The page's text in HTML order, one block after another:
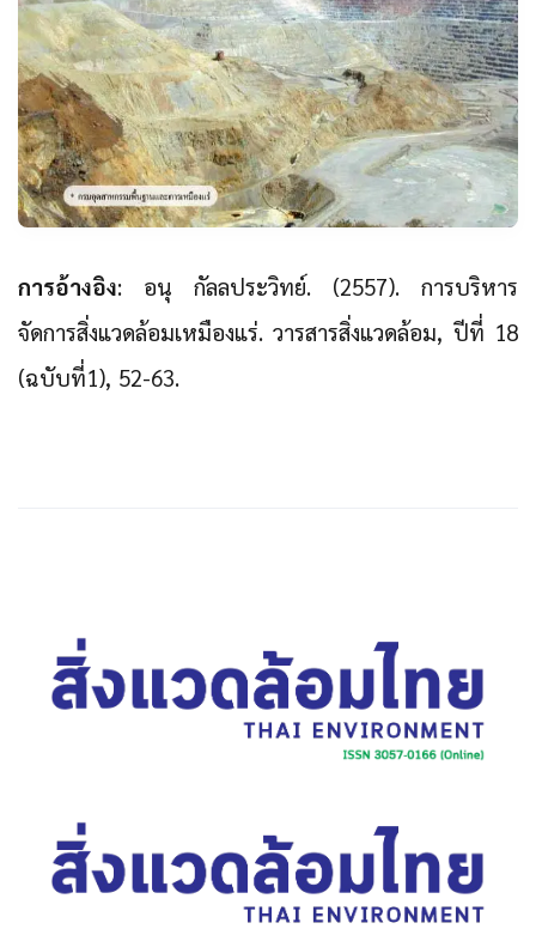
การอ้างอิง: อนุ กัลลประวิทย์. (2557). การบริหาร
จัดการสิ่งแวดล้อมเหมืองแร่. วารสารสิ่งแวดล้อม, ปีที่ 18
(ฉบับที่1), 52-63.